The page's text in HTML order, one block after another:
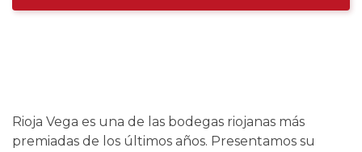
Rioja Vega es una de las bodegas riojanas más
premiadas de los últimos años. Presentamos su